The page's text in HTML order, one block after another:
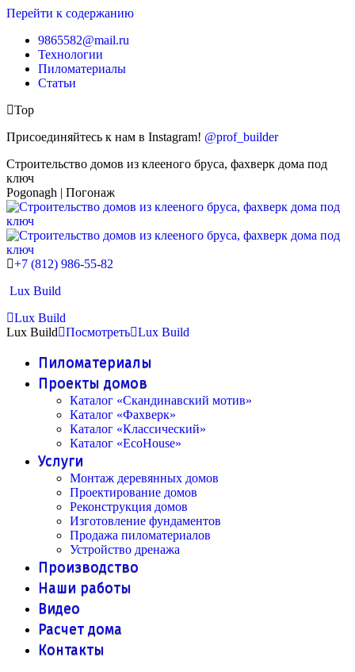
Перейти к содержанию
9865582@mail.ru
Технологии
Пиломатериалы
Статьи
Top
Присоединяйтесь к нам в Instagram! @prof_builder
Строительство домов из клееного бруса, фахверк дома под
ключ
Pogonagh | Погонаж
+7 (812) 986-55-82
Lux Build
Lux Build
Lux Build
Посмотреть Lux Build
Пиломатериалы
Проекты домов
Каталог «Скандинавский мотив»
Каталог «Фахверк»
Каталог «Классический»
Каталог «EcoHouse»
Услуги
Монтаж деревянных домов
Проектирование домов
Реконструкция домов
Изготовление фундаментов
Продажа пиломатериалов
Устройство дренажа
Производство
Наши работы
Видео
Расчет дома
Контакты